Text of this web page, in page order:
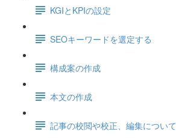
KGIとKPIの設定
SEOキーワードを選定する
構成案の作成
本文の作成
記事の校閲や校正、編集について